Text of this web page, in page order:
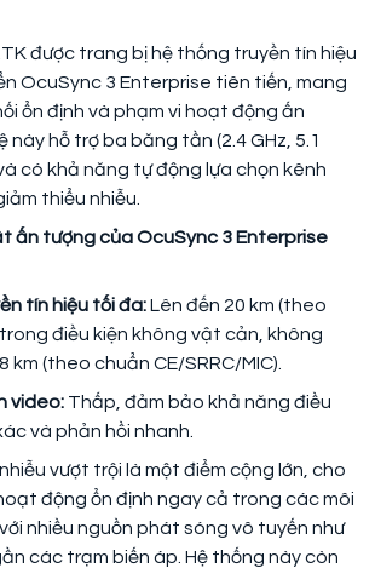
được trang bị hệ thống truyền tín hiệu
OcuSync 3 Enterprise tiên tiến, mang
ổn định và phạm vi hoạt động ấn
này hỗ trợ ba băng tần (2.4 GHz, 5.1
có khả năng tự động lựa chọn kênh
thiểu nhiễu.
ấn tượng của OcuSync 3 Enterprise
tín hiệu tối đa:Lên đến 20 km (theo
điều kiện không vật cản, không
km (theo chuẩn CE/SRRC/MIC).
video: Thấp, đảm bảo khả năng điều
và phản hồi nhanh.
vượt trội là một điểm cộng lớn, cho
động ổn định ngay cả trong các môi
nhiều nguồn phát sóng vô tuyến như
các trạm biến áp. Hệ thống này còn